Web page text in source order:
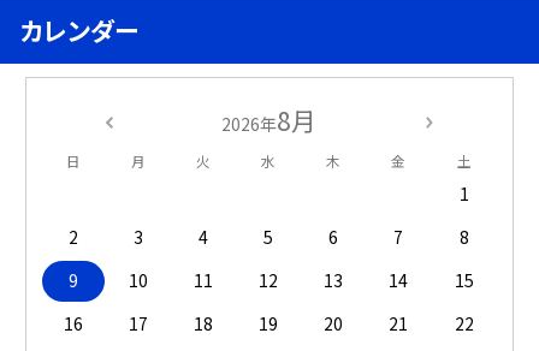
カレンダー
2026年8月
日 月 火 水 木 金 土
1
2
3 4 5 6 7
8
9
10 11 12 13 14
15
16
17 18 19 20 21
22